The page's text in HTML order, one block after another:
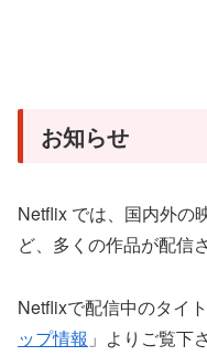
お知らせ
Netflix では、国内外の
ど、多くの作品が配信
Netflixで配信中のタイ
ップ情報 」よりご覧下